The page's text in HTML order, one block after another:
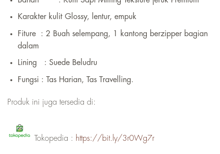
Karakter kulit Glossy, lentur, empuk
Fiture : 2 Buah selempang, 1 kantong berzipper bagian
dalam
Lining : Suede Beludru
Fungsi : Tas Harian, Tas Travelling.
Produk ini juga tersedia di:
Tokopedia : https://bit.ly/3r0Wg7r